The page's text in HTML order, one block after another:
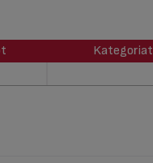
Kategoriat